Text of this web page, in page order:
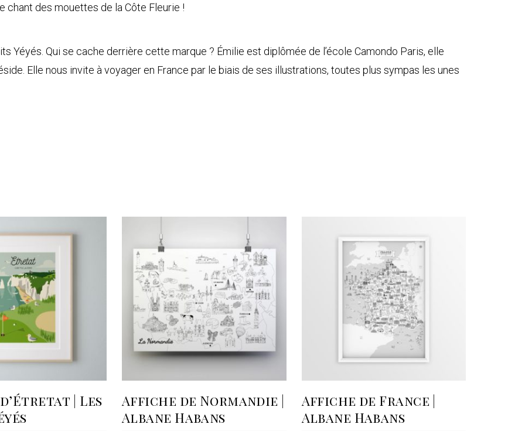
chant des mouettes de la Côte Fleurie !
Yéyés. Qui se cache derrière cette marque ? Émilie est diplômée de l’école Camondo Paris, elle
Elle nous invite à voyager en France par le biais de ses illustrations, toutes plus sympas les unes
AU PANIER | Les
AJOUTER AU PANIER
Affiche de Normandie |
Albane Habans
AJOUTER AU PANIER
Affiche de France |
Albane Habans